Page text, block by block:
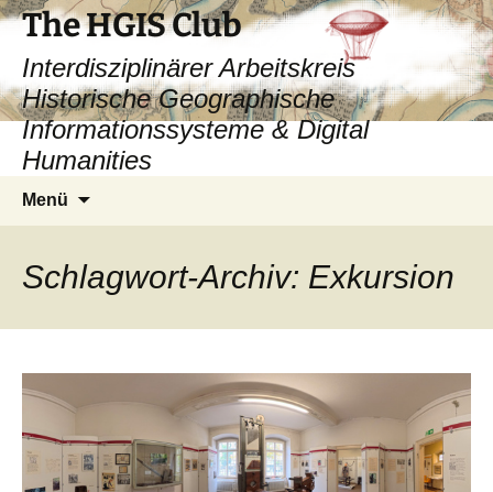
Zum
Inhalt
springen
The HGIS Club
Interdisziplinärer Arbeitskreis
Historische Geographische
Informationssysteme & Digital
Humanities
Menü
Schlagwort-Archiv: Exkursion